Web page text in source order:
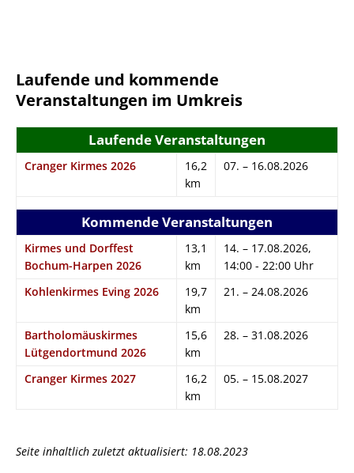
Laufende und kommende
Veranstaltungen im Umkreis
Laufende Veranstaltungen
Cranger Kirmes 2026
16,2
km
07. – 16.08.2026
Kommende Veranstaltungen
Kirmes und Dorffest
Bochum-Harpen 2026
13,1
km
14. – 17.08.2026,
14:00 - 22:00 Uhr
Kohlenkirmes Eving 2026
19,7
km
21. – 24.08.2026
Bartholomäuskirmes
Lütgendortmund 2026
15,6
km
28. – 31.08.2026
Cranger Kirmes 2027
16,2
km
05. – 15.08.2027
Seite inhaltlich zuletzt aktualisiert: 18.08.2023